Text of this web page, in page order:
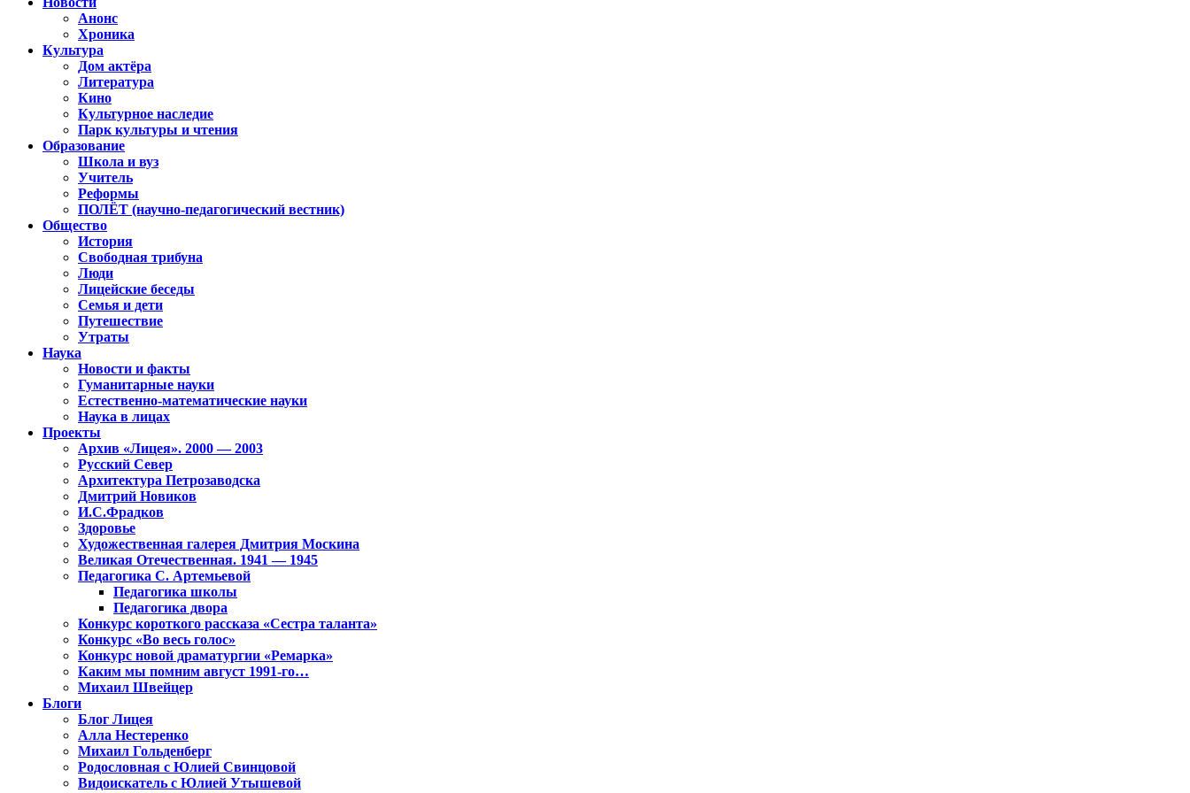
Анонс
Хроника
Культура
Дом актёра
Литература
Кино
Культурное наследие
Парк культуры и чтения
Образование
Школа и вуз
Учитель
Реформы
ПОЛЁТ (научно-педагогический вестник)
Общество
История
Свободная трибуна
Люди
Лицейские беседы
Семья и дети
Путешествие
Утраты
Наука
Новости и факты
Гуманитарные науки
Естественно-математические науки
Наука в лицах
Проекты
Архив «Лицея». 2000 — 2003
Русский Север
Архитектура Петрозаводска
Дмитрий Новиков
И.С.Фрадков
Здоровье
Художественная галерея Дмитрия Москина
Великая Отечественная. 1941 — 1945
Педагогика С. Артемьевой
Педагогика школы
Педагогика двора
Конкурс короткого рассказа «Сестра таланта»
Конкурс «Во весь голос»
Конкурс новой драматургии «Ремарка»
Каким мы помним август 1991-го…
Михаил Швейцер
Блоги
Блог Лицея
Алла Нестеренко
Михаил Гольденберг
Родословная с Юлией Свинцовой
Видоискатель с Юлией Утышевой